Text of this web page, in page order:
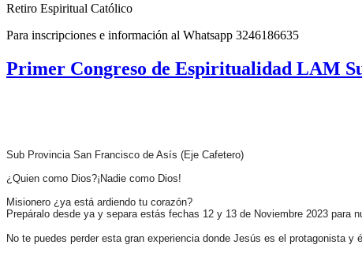
Retiro Espiritual Católico
Para inscripciones e información al Whatsapp 3246186635
Primer Congreso de Espiritualidad LAM
Sub Provincia San Francisco de Asís (Eje Cafetero)
¿Quien como Dios?¡Nadie como Dios!
Misionero ¿ya está ardiendo tu corazón?
Prepáralo desde ya y separa estás fechas 12 y 13 de Noviembre 2023 para
No te puedes perder esta gran experiencia donde Jesús es el protagonista y